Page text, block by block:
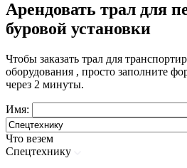
Арендовать трал для
буровой установки
Чтобы заказать трал для
оборудования , просто заполните
через 2 минуты.
Имя:
Что везем
Спецтехнику